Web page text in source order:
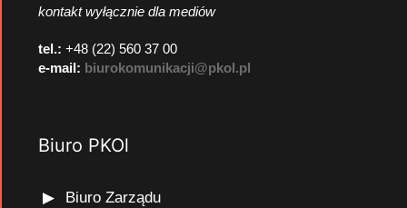
kontakt wyłącznie dla mediów
tel.: +48 (22) 560 37 00
e-mail: biurokomunikacji@pkol.pl
Biuro PKOl
Biuro Zarządu